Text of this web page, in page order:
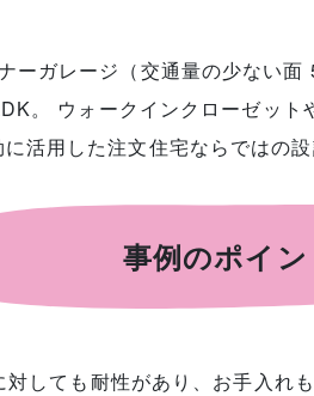
ーガレージ（交通量の少ない
。 ウォークインクローゼッ
活用した注文住宅ならではの
事例のポイ
しても耐性があり、お手入れ